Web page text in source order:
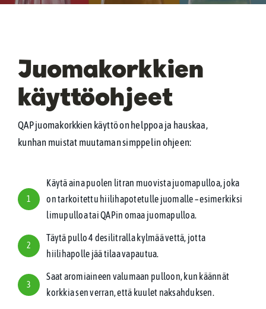
Ota yhteyttä
WooCommerce Cart
WooCommerce My Account
Juomakorkkien
käyttöohjeet
QAP juomakorkkien käyttö on helppoa ja hauskaa,
kunhan muistat muutaman simppelin ohjeen:
1
Käytä aina puolen litran muovista juomapulloa, joka
on tarkoitettu hiilihapotetulle juomalle – esimerkiksi
limupulloa tai QAPin omaa juomapulloa.
2
Täytä pullo 4 desilitralla kylmää vettä, jotta
hiilihapolle jää tilaa vapautua.
3
Saat aromiaineen valumaan pulloon, kun käännät
korkkia sen verran, että kuulet naksahduksen.